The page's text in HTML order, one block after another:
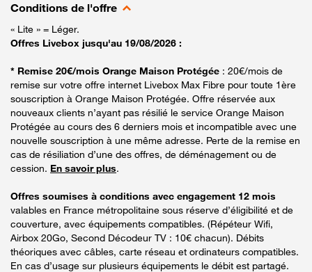
Conditions de l'offre
« Lite » = Léger.
Offres Livebox jusqu'au 19/08/2026 :
* Remise 20€/mois Orange Maison Protégée : 20€/mois de
remise sur votre offre internet Livebox Max Fibre pour toute 1ère
souscription à Orange Maison Protégée. Offre réservée aux
nouveaux clients n’ayant pas résilié le service Orange Maison
Protégée au cours des 6 derniers mois et incompatible avec une
nouvelle souscription à une même adresse. Perte de la remise en
cas de résiliation d’une des offres, de déménagement ou de
cession. En savoir plus.
Offres soumises à conditions avec engagement 12 mois
valables en France métropolitaine sous réserve d’éligibilité et de
couverture, avec équipements compatibles. (Répéteur Wifi,
Airbox 20Go, Second Décodeur TV : 10€ chacun). Débits
théoriques avec câbles, carte réseau et ordinateurs compatibles.
En cas d’usage sur plusieurs équipements le débit est partagé.